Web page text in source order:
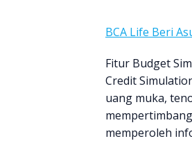
BCA Life Beri
Fitur Budget
Credit
uang muka,
memperoleh